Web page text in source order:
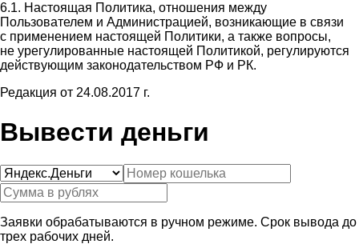
6.1. Настоящая Политика, отношения между
Пользователем и Администрацией, возникающие в связи
с применением настоящей Политики, а также вопросы,
не урегулированные настоящей Политикой, регулируются
действующим законодательством РФ и РК.
Редакция от 24.08.2017 г.
Вывести деньги
Заявки обрабатываются в ручном режиме. Срок вывода до
трех рабочих дней.